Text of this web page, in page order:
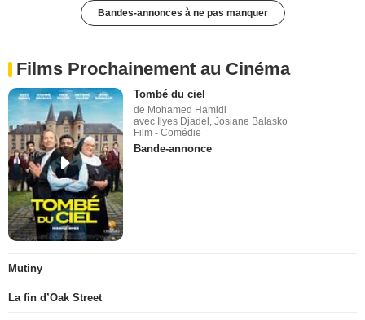
Bandes-annonces à ne pas manquer
Films Prochainement au Cinéma
Tombé du ciel
de Mohamed Hamidi
avec Ilyes Djadel, Josiane Balasko
Film - Comédie
Bande-annonce
Mutiny
La fin d’Oak Street